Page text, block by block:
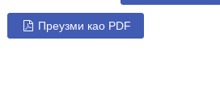
Преузми као PDF